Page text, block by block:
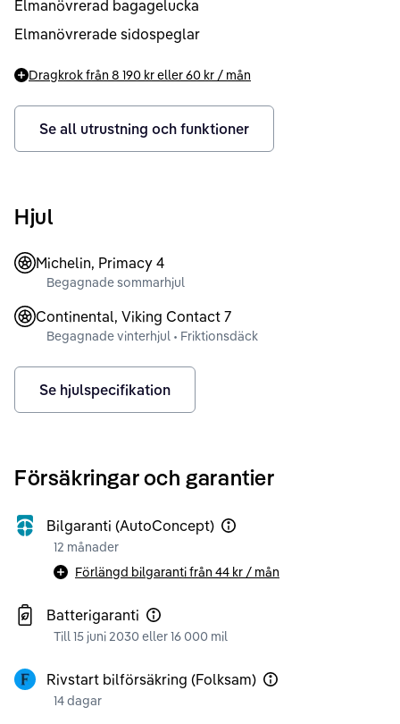
Elmanövrerad bagagelucka
Elmanövrerade sidospeglar
Dragkrok från 8 190 kreller60 kr / mån
Se all utrustning och funktioner
Hjul
Michelin, Primacy 4
Begagnade sommarhjul
Continental, Viking Contact 7
Begagnade vinterhjul • Friktionsdäck
Se hjulspecifikation
Försäkringar och garantier
Bilgaranti (AutoConcept)
12 månader
Förlängd bilgaranti från 44 kr / mån
Batterigaranti
Till 15 juni 2030 eller 16 000 mil
Rivstart bilförsäkring (Folksam)
14 dagar